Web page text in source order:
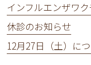
インフルエンザワ
休診のお知らせ
12月27日（土）に